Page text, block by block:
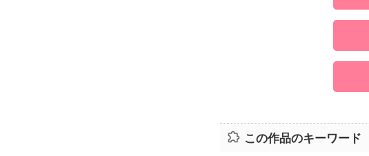
この作品のキーワード